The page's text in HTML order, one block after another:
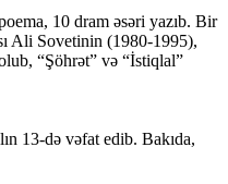
10 dram əsəri yazıb. Bir
Ali Sovetinin (1980-1995),
“Şöhrət” və “İstiqlal”
13-də vəfat edib. Bakıda,